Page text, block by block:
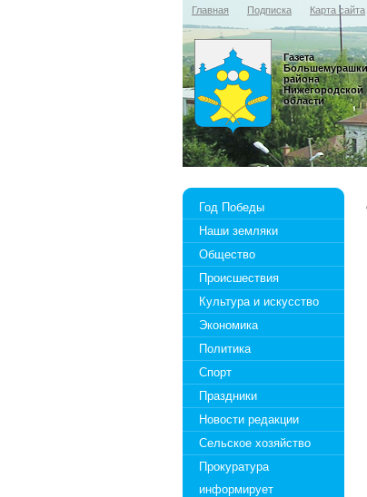
Главная Подписка Карта сайта
Газета
района
Нижегородской
области
Год Победы
Наши земляки
Общество
Происшествия
Культура и искусство
Экономика
Политика
Спорт
Праздники
Новости редакции
Сельское хозяйство
Прокуратура
информирует